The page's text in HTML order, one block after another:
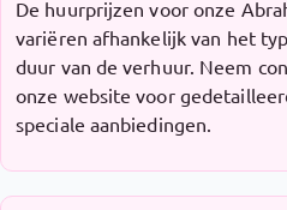
De huurprijzen voor onze
variëren afhankelijk van het
duur van de verhuur. Neem
onze website voor
speciale aanbiedingen.